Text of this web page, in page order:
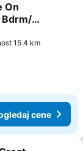
On
Bdrm/2
15.4 km
cene